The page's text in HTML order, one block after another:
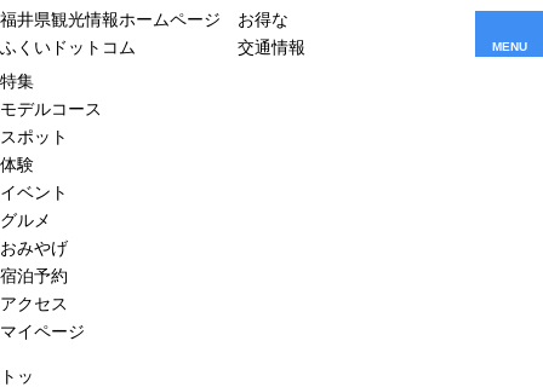
福井県観光情報ホームページ
ふくいドットコム
お得な
交通情報
MENU
特集
モデルコース
スポット
体験
イベント
グルメ
おみやげ
宿泊予約
アクセス
マイページ
トッ